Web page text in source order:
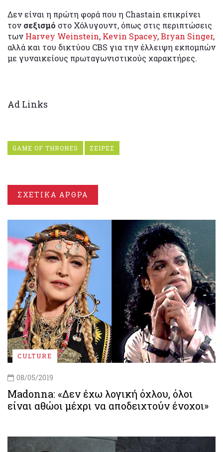
Δεν είναι η πρώτη φορά που η Chastain επικρίνει
τον σεξισμό στο Χόλυγουντ, όπως στις περιπτώσεις
των Harvey Weinstein, Kevin Spacey,Bryan Singer,
αλλά και του δικτύου CBS για την έλλειψη εκπομπών
με γυναικείους πρωταγωνιστικούς χαρακτήρες.
Ad Links
GAME OF THRONES ΣΕΙΡΕΣ
ΣΧΕΤΙΚΑ ΑΡΘΡΑ
CULTURE
08/05/2019
Madonna: «Δεν έχω λογική όχλου, όλοι
είναι αθώοι μέχρι να αποδειχτούν ένοχοι»